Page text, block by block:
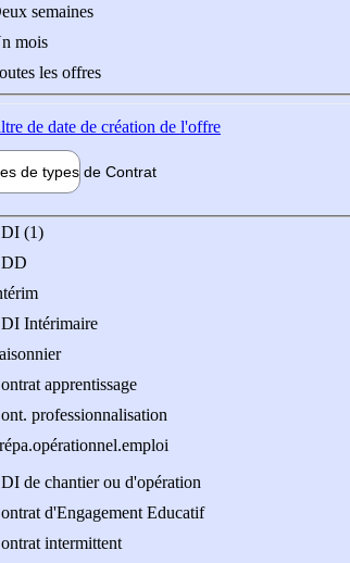
semaines
mois
les offres
de date de création de l'offre
de types de Contrat
(1)
Intérimaire
apprentissage
professionnalisation
de chantier ou d'opération
d'Engagement Educatif
intermittent